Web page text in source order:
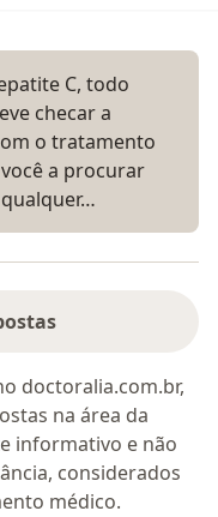
C, todo
checar a
o tratamento
a procurar
doctoralia.com.br,
na área da
informativo e não
considerados
médico.